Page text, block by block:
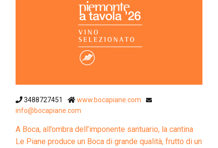
3488727451
www.bocapiane.com
info@bocapiane.com
A Boca, all’ombra dell’imponente santuario, la cantina
Le Piane produce un Boca di grande qualità, frutto di un